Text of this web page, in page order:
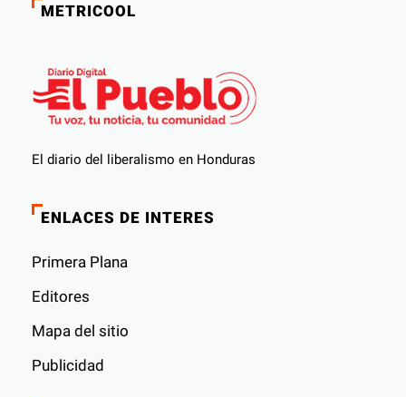
METRICOOL
El diario del liberalismo en Honduras
ENLACES DE INTERES
Primera Plana
Editores
Mapa del sitio
Publicidad